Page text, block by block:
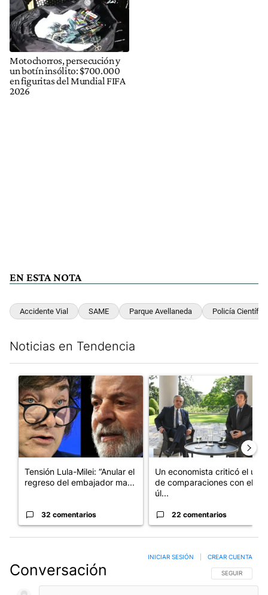
Motochorros, persecución y
un botín insólito: $700.000
en figuritas del Mundial FIFA
2026
EN ESTA NOTA
Accidente Vial SAME Parque Avellaneda Policía Científica
Noticias en Tendencia
Un artículo de tendencia con el título "Tensión Lula-Milei:
Tensión Lula-Milei: “Anular el
regreso del embajador ma...
32 comentarios
Un artículo de tendencia con
Un economista criticó el uso
de comparaciones con el
úl...
22 comentarios
Conversación SIGA ESTA
SEGUIR
INICIAR SESIÓN CREAR CUENTA